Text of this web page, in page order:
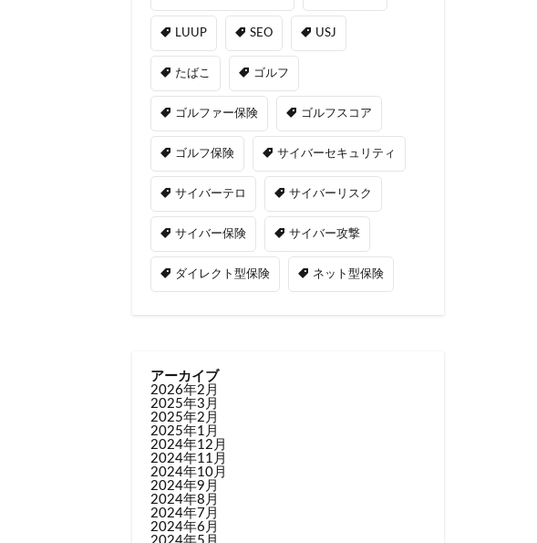
LUUP SEO USJ
たばこ ゴルフ
ゴルファー保険 ゴルフスコア
ゴルフ保険 サイバーセキュリティ
サイバーテロ サイバーリスク
サイバー保険 サイバー攻撃
ダイレクト型保険 ネット型保険
アーカイブ
2026年2月
2025年3月
2025年2月
2025年1月
2024年12月
2024年11月
2024年10月
2024年9月
2024年8月
2024年7月
2024年6月